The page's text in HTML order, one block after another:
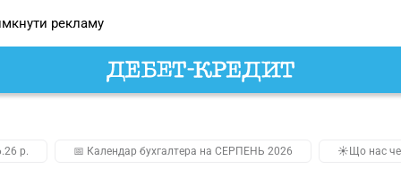
рекламу
р. 📅 Календар бухгалтера на СЕРПЕНЬ 2026 ☀️Що нас